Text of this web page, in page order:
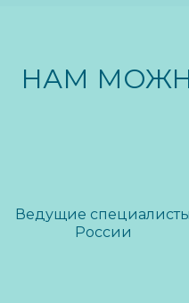
косметолог
НАМ
Ведущие специалисты
России